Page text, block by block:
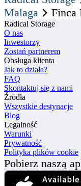
Malaga
Radical Storage
O nas
Inwestorzy
Zostań partnerem
Obsługa klienta
Jak to działa?
FAQ
Skontaktuj się z nami
Źródła
Wszystkie destynacje
Blog
Legalność
Warunki
Prywatność
Polityka plików cookie
Pobierz naszą